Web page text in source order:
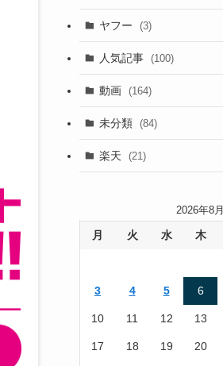
(105)
(186)
ヤフー (3)
人気記事 (100)
動画 (164)
未分類 (84)
楽天 (21)
2026年8月
月 火 水 木
3 4 5 6
10 11 12 13
17 18 19 20